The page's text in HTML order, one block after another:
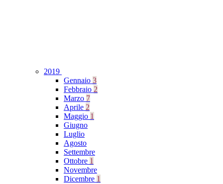
2019
Gennaio 3
Febbraio 2
Marzo 7
Aprile 2
Maggio 1
Giugno
Luglio
Agosto
Settembre
Ottobre 1
Novembre
Dicembre 1